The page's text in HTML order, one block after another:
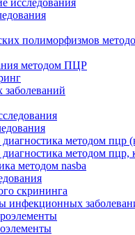
исследования
полиморфизмов
методом ПЦР
методом пцр
методом пцр,
методом nasba
скрининга
инфекционных